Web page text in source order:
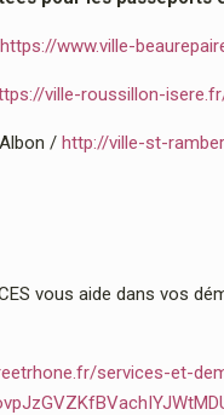
https://www.ville-
ville-roussillon-
/ http://ville-st-
vous aide dans vos
services-et-